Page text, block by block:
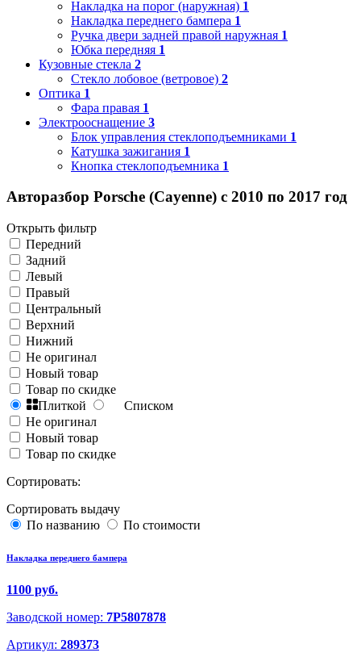
Накладка на порог (наружная) 1
Накладка переднего бампера 1
Ручка двери задней правой наружная 1
Юбка передняя 1
Кузовные стекла 2
Стекло лобовое (ветровое) 2
Оптика 1
Фара правая 1
Электрооснащение 3
Блок управления стеклоподъемниками 1
Катушка зажигания 1
Кнопка стеклоподъемника 1
Авторазбор Porsche (Cayenne) с 2010 по 2017 год
Открыть фильтр
Передний
Задний
Левый
Правый
Центральный
Верхний
Нижний
Не оригинал
Новый товар
Товар по скидке
Плиткой
Списком
Не оригинал
Новый товар
Товар по скидке
Сортировать:
Сортировать выдачу
По названию
По стоимости
Накладка переднего бампера
1100 руб.
Заводской номер: 7P5807878
Артикул: 289373